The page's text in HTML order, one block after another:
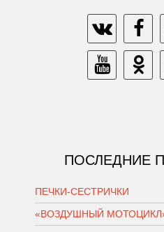
ПОСЛЕДНИЕ
ПЕЧКИ-СЕСТРИЧКИ
«ВОЗДУШНЫЙ